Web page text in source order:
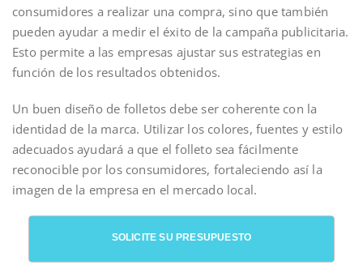
consumidores a realizar una compra, sino que también
pueden ayudar a medir el éxito de la campaña publicitaria.
Esto permite a las empresas ajustar sus estrategias en
función de los resultados obtenidos.
Un buen diseño de folletos debe ser coherente con la
identidad de la marca. Utilizar los colores, fuentes y estilo
adecuados ayudará a que el folleto sea fácilmente
reconocible por los consumidores, fortaleciendo así la
imagen de la empresa en el mercado local.
SOLICITE SU PRESUPUESTO